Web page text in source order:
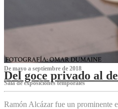
De mayo a septiembre de 2018
Del goce privado al
Sala de exposiciones temporales
Ramón Alcázar fue un prominente